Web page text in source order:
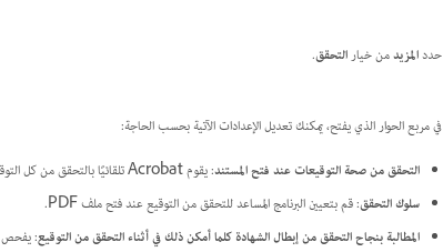
حددالمزيدمن خيارالتحقق.
في مربع الحوار الذي يفتح، يمكنك تعديل الإعدادات الآتية بحسب الحاجة:
التحقق من صحة التوقيعات عند فتح المستند: يقوم Acrobat تلقائيًا بالتحقق من كل التوقيعات عند فتح ملف PDF.
سلوك التحقق: قم بتعيين البرنامج المساعد للتحقق من التوقيع عند فتح ملف PDF.
المطالبة بنجاح التحقق من إبطال الشهادة كلما أمكن ذلك في أثناء التحقق من التوقيع: يفحص Acrobat الشهادات مقابل قائمة الشهادات المستبعدة في أثناء عملية التحقق.